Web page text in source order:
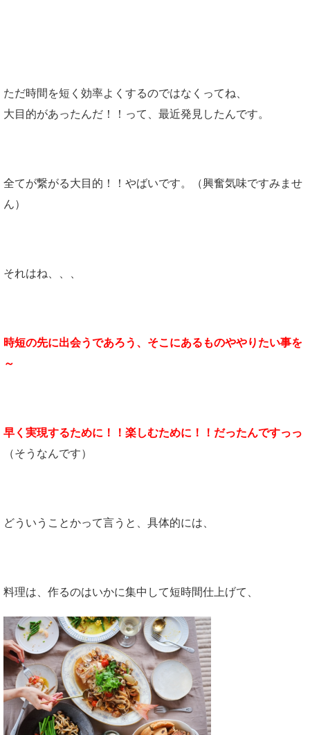
ただ時間を短く効率よくするのではなくってね、
大目的があったんだ！！って、最近発見したんです。
全てが繋がる大目的！！やばいです。（興奮気味ですみませ
ん）
それはね、、、
時短の先に出会うであろう、そこにあるものややりたい事を
～
早く実現するために！！楽しむために！！だったんですっっ
（そうなんです）
どういうことかって言うと、具体的には、
料理は、作るのはいかに集中して短時間仕上げて、